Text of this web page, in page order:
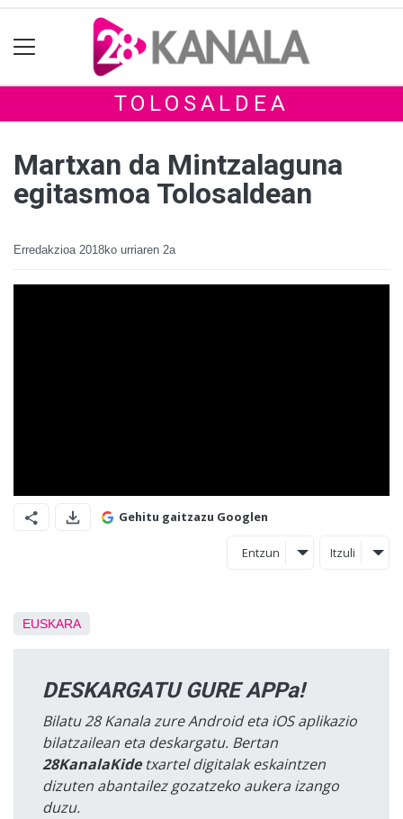
TOLOSALDEA
Martxan da Mintzalaguna
egitasmoa Tolosaldean
Erredakzioa 2018ko urriaren 2a
Gehitu gaitzazu Googlen
Entzun Itzuli
EUSKARA
DESKARGATU GURE APPa!
Bilatu 28 Kanala zure Android eta iOS aplikazio
bilatzailean eta deskargatu. Bertan
28KanalaKidetxartel digitalak eskaintzen
dizuten abantailez gozatzeko aukera izango
duzu.